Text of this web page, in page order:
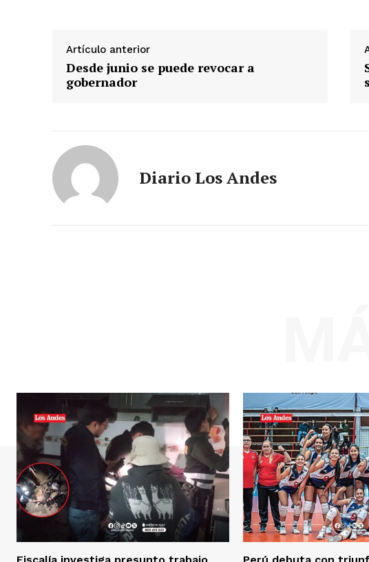
Artículo anterior
Desde junio se puede revocar a
gobernador
Diario Los Andes
Fiscalía investiga presunto trabajo
Perú debuta con